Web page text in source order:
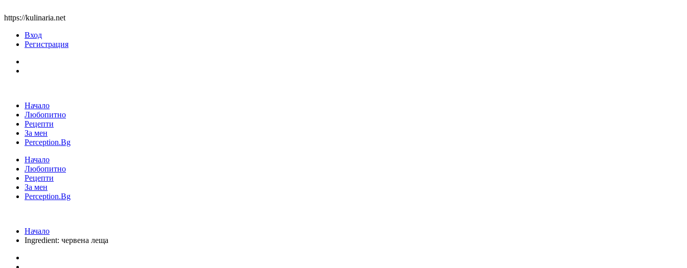
https://kulinaria.net
Вход
Регистрация
Начало
Любопитно
Рецепти
За мен
Perception.Bg
Начало
Любопитно
Рецепти
За мен
Perception.Bg
Начало
Ingredient: червена леща